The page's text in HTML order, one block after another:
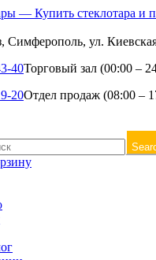
Симферополь, ул.
40Торговый зал (00:00 –
20Отдел продаж (08:00 –